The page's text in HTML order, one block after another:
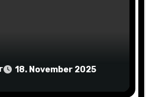
18. November 2025